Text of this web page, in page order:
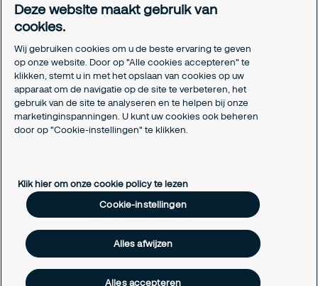
Certificeringen
Aanmeldformulieren installatiepartners
Juridisch
Privacyverklaring
Algemene voorwaarden
Responsible disclosure
Cookie-instellingen
Deze website maakt gebruik van
cookies.
Wij gebruiken cookies om u de beste ervaring te geven
op onze website. Door op "Alle cookies accepteren" te
klikken, stemt u in met het opslaan van cookies op uw
apparaat om de navigatie op de site te verbeteren, het
gebruik van de site te analyseren en te helpen bij onze
marketinginspanningen. U kunt uw cookies ook beheren
door op "Cookie-instellingen" te klikken.
Klik hier om onze cookie policy te lezen
Cookie-instellingen
Alles afwijzen
Alles accepteren